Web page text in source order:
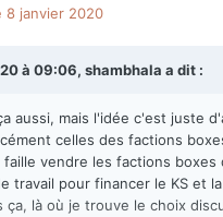
8 janvier 2020
à 09:06, shambhala a dit :
aussi, mais l'idée c'est juste
celles des factions
vendre les factions boxes
travail pour financer le KS et
ça, là où je trouve le choix